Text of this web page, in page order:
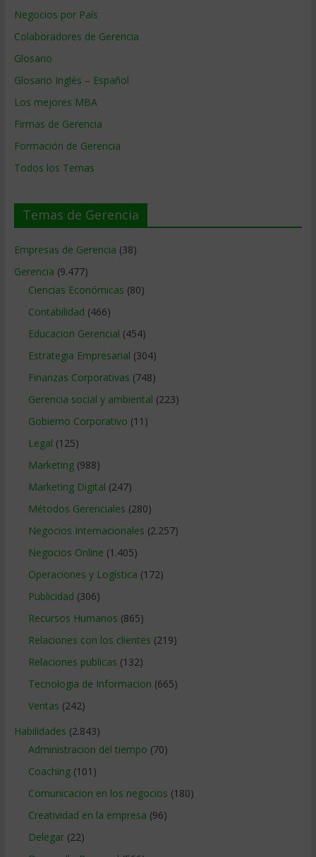
Negocios por País
Colaboradores de Gerencia
Glosario
Glosario Inglés – Español
Los mejores MBA
Firmas de Gerencia
Formación de Gerencia
Todos los Temas
Temas de Gerencia
Empresas de Gerencia (38)
Gerencia (9.477)
Ciencias Económicas (80)
Contabilidad (466)
Educacion Gerencial (454)
Estrategia Empresarial (304)
Finanzas Corporativas (748)
Gerencia social y ambiental (223)
Gobierno Corporativo (11)
Legal (125)
Marketing(988)
Marketing Digital (247)
Métodos Gerenciales (280)
Negocios Internacionales (2.257)
Negocios Online (1.405)
Operaciones y Logística (172)
Publicidad (306)
Recursos Humanos (865)
Relaciones con los clientes (219)
Relaciones publicas (132)
Tecnologia de Informacion (665)
Ventas (242)
Habilidades (2.843)
Administracion del tiempo (70)
Coaching(101)
Comunicacion en los negocios (180)
Creatividad en la empresa (96)
Delegar(22)